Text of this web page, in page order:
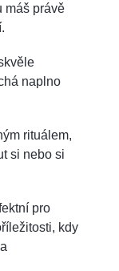
máš právě
naplno
rituálem,
si nebo si
pro
kdy